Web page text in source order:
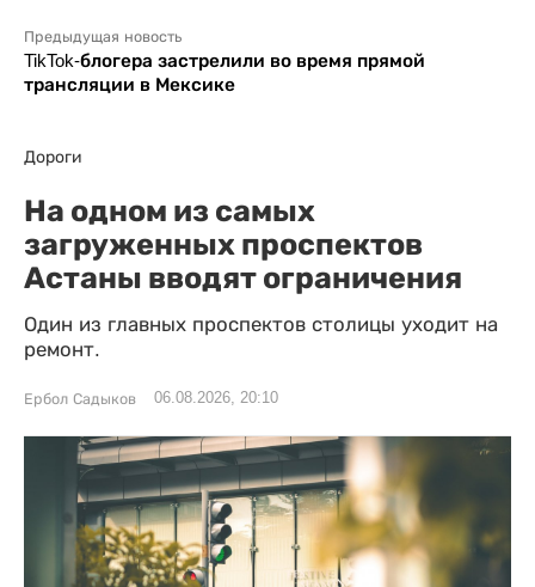
Предыдущая новость
TikTok-блогера застрелили во время прямой
трансляции в Мексике
Дороги
На одном из самых
загруженных проспектов
Астаны вводят ограничения
Один из главных проспектов столицы уходит на
ремонт.
Ербол Садыков 06.08.2026, 20:10